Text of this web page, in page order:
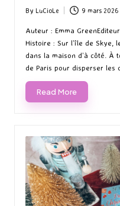
Posted
by
By LuCioLe 9 mars 2026
Auteur : Emma
Histoire : Sur l’île de Skye,
dans la maison d’à côté. À
de Paris pour disperser les
Read More